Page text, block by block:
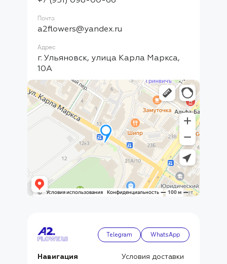
a2flowers@yandex.ru
Почта
г. Ульяновск, улица Карла Маркса,
10А
Адрес
Условия доставки
Навигация
WhatsApp
Telegram